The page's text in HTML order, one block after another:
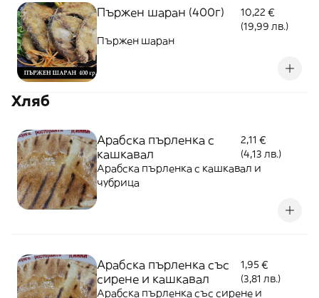
Пържен шаран (400г)
10,22 €
(19,99 лв.)
Пържен шаран
Хляб
Арабска пърленка с
кашкавал
2,11 €
(4,13 лв.)
Арабска пърленка с кашкавал и
чубрица
Арабска пърленка със
сирене и кашкавал
1,95 €
(3,81 лв.)
Арабска пърленка със сирене и